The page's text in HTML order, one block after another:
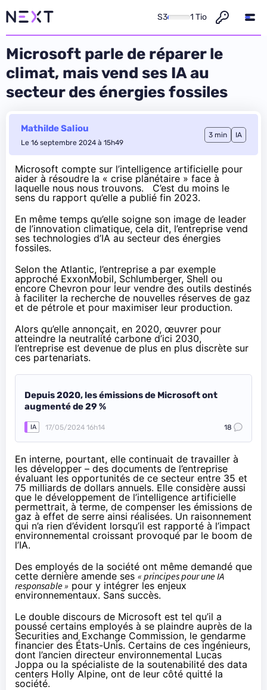
S3 1 Tio
Microsoft parle de réparer le
climat, mais vend ses IA au
secteur des énergies fossiles
Mathilde Saliou
Le 16 septembre 2024 à 15h49
3 min IA
Microsoft compte sur l’intelligence artificielle pour
aider à résoudre la « crise planétaire » face à
laquelle nous nous trouvons. C’est du moins le
sens du rapport qu’elle a publié fin 2023.
En même temps qu’elle soigne son image de leader
de l’innovation climatique, cela dit, l’entreprise vend
ses technologies d’IA au secteur des énergies
fossiles.
Selon the Atlantic, l’entreprise a par exemple
approché ExxonMobil, Schlumberger, Shell ou
encore Chevron pour leur vendre des outils destinés
à faciliter la recherche de nouvelles réserves de gaz
et de pétrole et pour maximiser leur production.
Alors qu’elle annonçait, en 2020, œuvrer pour
atteindre la neutralité carbone d’ici 2030,
l’entreprise est devenue de plus en plus discrète sur
ces partenariats.
Depuis 2020, les émissions de Microsoft ont
augmenté de 29 %
IA 17/05/2024 16h14 18
En interne, pourtant, elle continuait de travailler à
les développer – des documents de l’entreprise
évaluant les opportunités de ce secteur entre 35 et
75 milliards de dollars annuels. Elle considère aussi
que le développement de l’intelligence artificielle
permettrait, à terme, de compenser les émissions de
gaz à effet de serre ainsi réalisées. Un raisonnement
qui n’a rien d’évident lorsqu’il est rapporté à l’impact
environnemental croissant provoqué par le boom de
l’IA.
Des employés de la société ont même demandé que
cette dernière amende ses « principes pour une IA
responsable » pour y intégrer les enjeux
environnementaux. Sans succès.
Le double discours de Microsoft est tel qu’il a
poussé certains employés à se plaindre auprès de la
Securities and Exchange Commission, le gendarme
financier des États-Unis. Certains de ces ingénieurs,
dont l’ancien directeur environnemental Lucas
Joppa ou la spécialiste de la soutenabilité des data
centers Holly Alpine, ont de leur côté quitté la
société.